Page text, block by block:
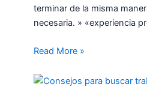
terminar de la misma
necesaria. » «experiencia
Read More »